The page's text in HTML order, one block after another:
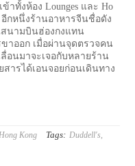
าทั้งห้อง ​Lounges และ Ho
อีกหนึ่งร้านอาหารจีนชื่อดัง
นามบินฮ่องกงแทน
ขาออก เมื่อผ่านจุดตรวจคน
อนมาจะเจอกับหลายร้าน
ารได้เอนจอยก่อนเดินทาง
Hong Kong Tags: Duddell's